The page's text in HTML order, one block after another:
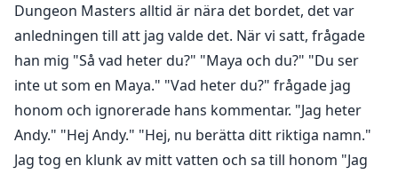
Dungeon Masters alltid är nära det bordet, det var
anledningen till att jag valde det. När vi satt, frågade
han mig "Så vad heter du?" "Maya och du?" "Du ser
inte ut som en Maya." "Vad heter du?" frågade jag
honom och ignorerade hans kommentar. "Jag heter
Andy." "Hej Andy." "Hej, nu berätta ditt riktiga namn."
Jag tog en klunk av mitt vatten och sa till honom "Jag